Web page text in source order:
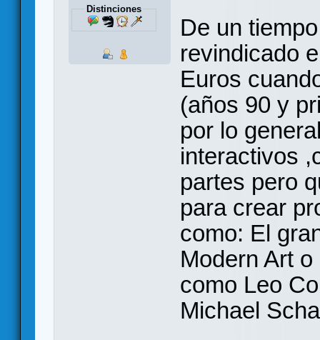
Distinciones
De un
revindicado
Euros
(años 90 y
por lo
interactivos
partes pero
para crear
como: El
Modern Art
como Leo
Michael